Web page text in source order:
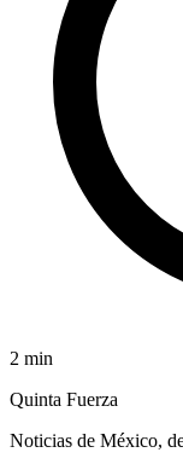
2 min
Quinta Fuerza
Noticias de México,